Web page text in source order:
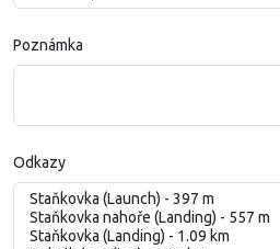
Poznámka
Odkazy